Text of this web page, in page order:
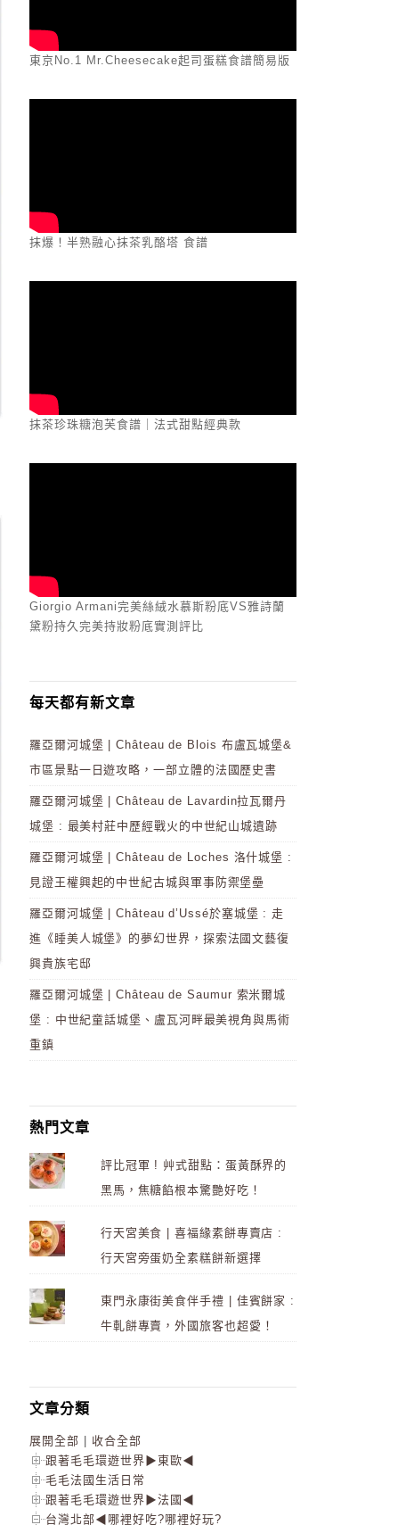
東京No.1 Mr.Cheesecake起司蛋糕食譜簡易版
抹爆！半熟融心抹茶乳酪塔 食譜
抹茶珍珠糖泡芙食譜｜法式甜點經典款
Giorgio Armani完美絲絨水慕斯粉底VS雅詩蘭
黛粉持久完美持妝粉底實測評比
每天都有新文章
羅亞爾河城堡 | Château de Blois 布盧瓦城堡&
市區景點一日遊攻略，一部立體的法國歷史書
羅亞爾河城堡 | Château de Lavardin拉瓦爾丹
城堡 : 最美村莊中歷經戰火的中世紀山城遺跡
羅亞爾河城堡 | Château de Loches 洛什城堡 :
見證王權興起的中世紀古城與軍事防禦堡壘
羅亞爾河城堡 | Château d’Ussé於塞城堡 : 走
進《睡美人城堡》的夢幻世界，探索法國文藝復
興貴族宅邸
羅亞爾河城堡 | Château de Saumur 索米爾城
堡 : 中世紀童話城堡、盧瓦河畔最美視角與馬術
重鎮
熱門文章
評比冠軍 ! 艸式甜點：蛋黃酥界的
黑馬，焦糖餡根本驚艷好吃！
行天宮美食 | 喜福緣素餅專賣店 :
行天宮旁蛋奶全素糕餅新選擇
東門永康街美食伴手禮 | 佳賓餅家 :
牛軋餅專賣，外國旅客也超愛！
文章分類
展開全部
收合全部
跟著毛毛環遊世界▶東歐◀
毛毛法國生活日常
跟著毛毛環遊世界▶法國◀
台灣北部◀哪裡好吃?哪裡好玩?